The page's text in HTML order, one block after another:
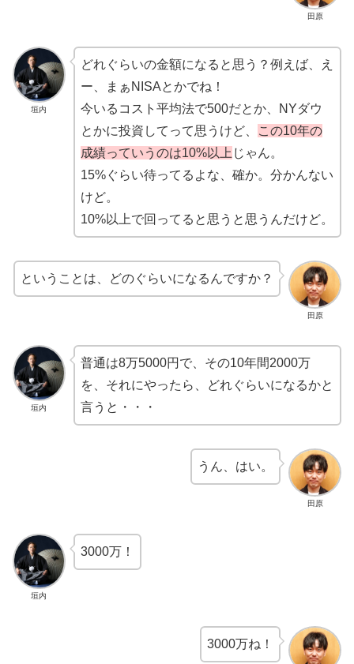
田原
垣内
どれぐらいの金額になると思う？例えば、え
ー、まぁNISAとかでね！
今いるコスト平均法で500だとか、NYダウ
とかに投資してって思うけど、
この10年の
成績っていうのは10%以上 じゃん。
15%ぐらい待ってるよな、確か。分かんない
けど。
10%以上で回ってると思うと思うんだけど。
田原
ということは、どのぐらいになるんですか？
垣内
普通は8万5000円で​​​​​​、その10年間2000万
を、それにやったら、どれぐらいになるかと
言うと・・・
田原
うん、はい。
垣内
3000万！
3000万ね！